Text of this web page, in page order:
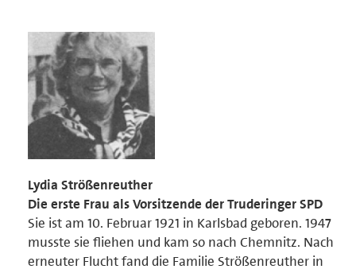
Lydia Strößenreuther
Die erste Frau als Vorsitzende der Truderinger SPD
Sie ist am 10. Februar 1921 in Karlsbad geboren. 1947
musste sie fliehen und kam so nach Chemnitz. Nach
erneuter Flucht fand die Familie Strößenreuther in